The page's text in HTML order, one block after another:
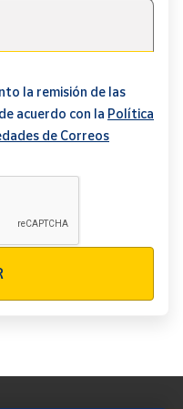
la remisión de las
acuerdo con la Política
de Correos